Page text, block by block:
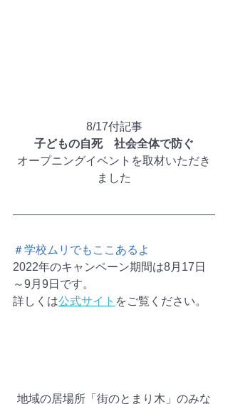
8/17付記事
子どもの自死　社会全体で防ぐ
オープニングイベントを取材いただき
ました
＃学校ムリでもここあるよ
2022年のキャンペーン期間は8月17日
～9月9日です。
詳しくは公式サイト をご覧ください。
地域の居場所「街のとまり木」のみな